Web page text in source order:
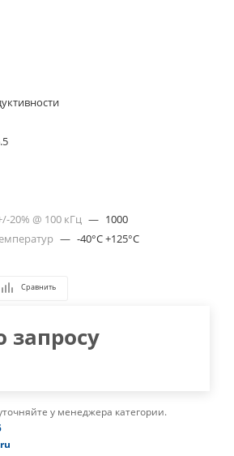
20% @ 100 кГц — 1000
— -40°C +125°C
Сравнить
запросу
у менеджера категории.